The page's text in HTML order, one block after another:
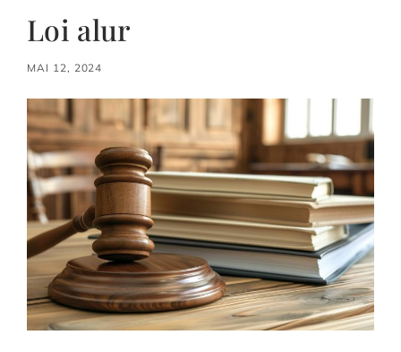
Loi alur
MAI 12, 2024